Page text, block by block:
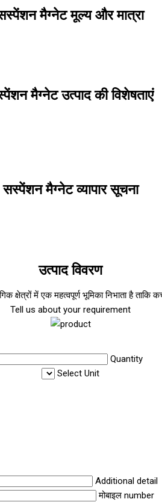
मैग्नेट मूल्य और मात्रा
मैग्नेट उत्पाद की विशेषताएं
सस्पेंशन मैग्नेट व्यापार सूचना
उत्पाद विवरण
क्षेत्रों में एक महत्वपूर्ण भूमिका निभाता है
Tell us about your requirement
Quantity
Select Unit
Additional detail
मोबाइल number